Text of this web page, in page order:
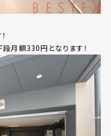
段月額330円となります！